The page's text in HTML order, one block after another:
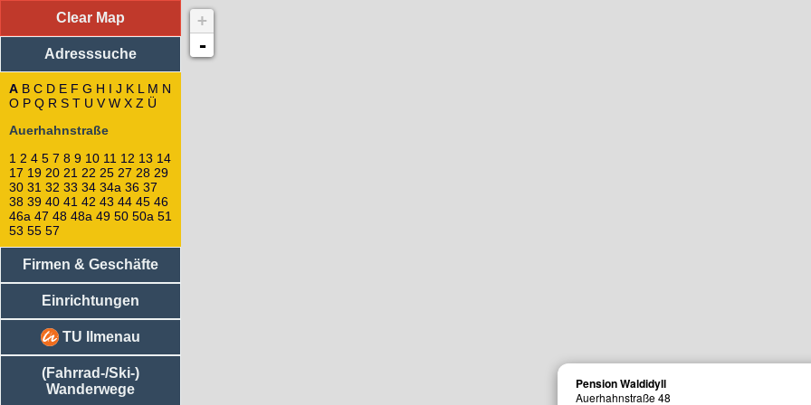
Adresssuche: Auerhahnstraße
2
4
1
5
7
10
8
11
13
17
12
21
20
14
29
31
25
43
45
Clear Map
Adresssuche
A B C D E F G H I J K L M N
O P Q R S T U V W X Z Ü
Auerhahnstraße
1 2 4 5 7 8 9 10 11 12 13 14
17 19 20 21 22 25 27 28 29
30 31 32 33 34 34a 36 37
38 39 40 41 42 43 44 45 46
46a 47 48 48a 49 50 50a 51
53 55 57
Firmen & Geschäfte
Einrichtungen
TU Ilmenau
(Fahrrad-/Ski-)
Wanderwege
Pension Waldidyll
Auerhahnstraße 48
+
-